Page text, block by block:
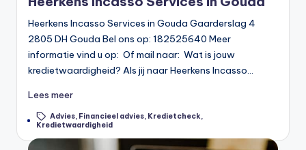
Heerkens Incasso Services in Gouda Gaarderslag 4
2805 DH Gouda Bel ons op: 182525640 Meer
informatie vind u op: Of mail naar: Wat is jouw
kredietwaardigheid? Als jij naar Heerkens Incasso…
Lees meer
Tags: Advies, Financieel advies, Kredietcheck,
Kredietwaardigheid